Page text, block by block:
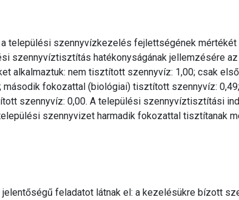
települési szennyvízkezelés fejlettségének mértékét
szennyvíztisztítás hatékonyságának jellemzésére az
alkalmaztuk: nem tisztított szennyvíz: 1,00; csak
fokozattal (biológiai) tisztított szennyvíz:
szennyvíz: 0,00. A települési szennyvíztisztítási
szennyvizet harmadik fokozattal tisztítanak
feladatot látnak el: a kezelésükre bízott